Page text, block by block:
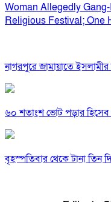
Woman Allegedly
Religious Festival; One
নাগরপুরে জামায়াতে
৬০ শতাংশ ভোট পড়ার
বৃহস্পতিবার থেকে টানা তিন